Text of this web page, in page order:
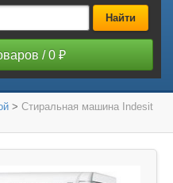
Найти
/ 0 ₽
> Стиральная машина Indesit